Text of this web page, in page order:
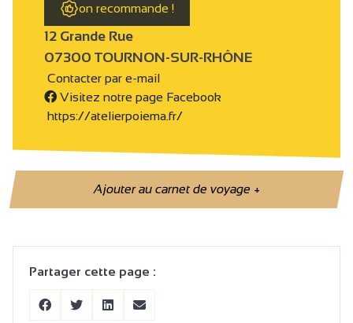
on recommande !
12 Grande Rue
07300 TOURNON-SUR-RHÔNE
Contacter par e-mail
Visitez notre page Facebook
https://atelierpoiema.fr/
Ajouter au carnet de voyage+
Partager cette page :